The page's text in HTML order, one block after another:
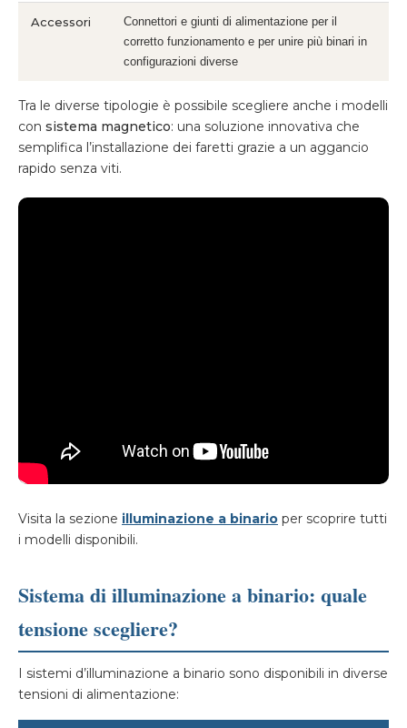
Accessori
Connettori e giunti di alimentazione per il
corretto funzionamento e per unire più binari in
configurazioni diverse
Tra le diverse tipologie è possibile scegliere anche i modelli
con sistema magnetico: una soluzione innovativa che
semplifica l’installazione dei faretti grazie a un aggancio
rapido senza viti.
Visita la sezione illuminazione a binario per scoprire tutti
i modelli disponibili.
Sistema di illuminazione a binario: quale
tensione scegliere?
I sistemi d’illuminazione a binario sono disponibili in diverse
tensioni di alimentazione: